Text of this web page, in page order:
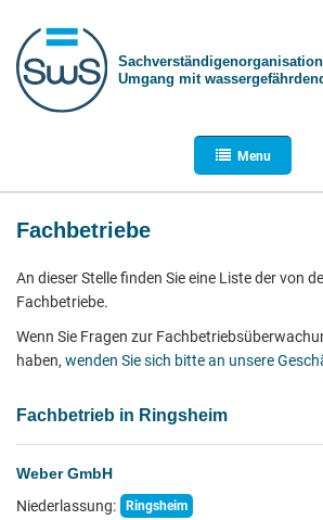
Umgang mit
Menu
Fachbetriebe
An dieser Stelle finden Sie eine Liste der von
Fachbetriebe.
Wenn Sie Fragen zur
haben, wenden Sie sich bitte an unsere
Fachbetrieb in Ringsheim
Weber GmbH
Niederlassung:
Ringsheim